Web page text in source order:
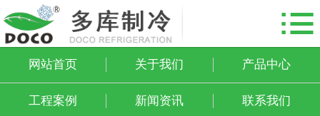

网站首页 关于我们 产品中心
工程案例 新闻资讯 联系我们